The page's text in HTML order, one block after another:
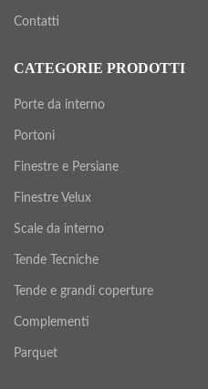
Contatti
CATEGORIE PRODOTTI
Porte da interno
Portoni
Finestre e Persiane
Finestre Velux
Scale da interno
Tende Tecniche
Tende e grandi coperture
Complementi
Parquet